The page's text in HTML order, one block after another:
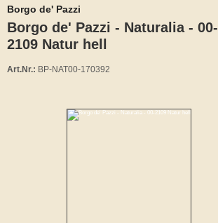
Borgo de' Pazzi
Borgo de' Pazzi - Naturalia - 00-
2109 Natur hell
Art.Nr.: BP-NAT00-170392